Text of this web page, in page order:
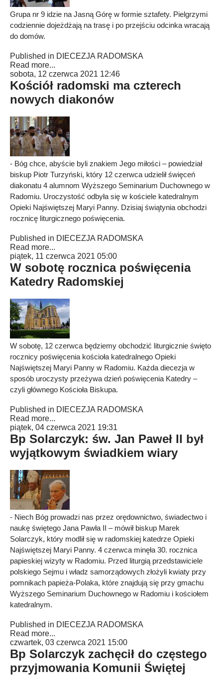
Grupa nr 9 idzie na Jasną Górę w formie sztafety. Pielgrzymi
codziennie dojeżdżają na trasę i po przejściu odcinka wracają
do domów.
Published in DIECEZJA RADOMSKA
Read more...
sobota, 12 czerwca 2021 12:46
Kościół radomski ma czterech
nowych diakonów
- Bóg chce, abyście byli znakiem Jego miłości – powiedział
biskup Piotr Turzyński, który 12 czerwca udzielił święceń
diakonatu 4 alumnom Wyższego Seminarium Duchownego w
Radomiu. Uroczystość odbyła się w kościele katedralnym
Opieki Najświętszej Maryi Panny. Dzisiaj świątynia obchodzi
rocznicę liturgicznego poświęcenia.
Published in DIECEZJA RADOMSKA
Read more...
piątek, 11 czerwca 2021 05:00
W sobotę rocznica poświęcenia
Katedry Radomskiej
W sobotę, 12 czerwca będziemy obchodzić liturgicznie święto
rocznicy poświęcenia kościoła katedralnego Opieki
Najświętszej Maryi Panny w Radomiu. Każda diecezja w
sposób uroczysty przeżywa dzień poświęcenia Katedry –
czyli głównego Kościoła Biskupa.
Published in DIECEZJA RADOMSKA
Read more...
piątek, 04 czerwca 2021 19:31
Bp Solarczyk: św. Jan Paweł II był
wyjątkowym świadkiem wiary
- Niech Bóg prowadzi nas przez orędownictwo, świadectwo i
naukę świętego Jana Pawła II – mówił biskup Marek
Solarczyk, który modlił się w radomskiej katedrze Opieki
Najświętszej Maryi Panny. 4 czerwca minęła 30. rocznica
papieskiej wizyty w Radomiu. Przed liturgią przedstawiciele
polskiego Sejmu i władz samorządowych złożyli kwiaty przy
pomnikach papieża-Polaka, które znajdują się przy gmachu
Wyższego Seminarium Duchownego w Radomiu i kościołem
katedralnym.
Published in DIECEZJA RADOMSKA
Read more...
czwartek, 03 czerwca 2021 15:00
Bp Solarczyk zachęcił do częstego
przyjmowania Komunii Świętej